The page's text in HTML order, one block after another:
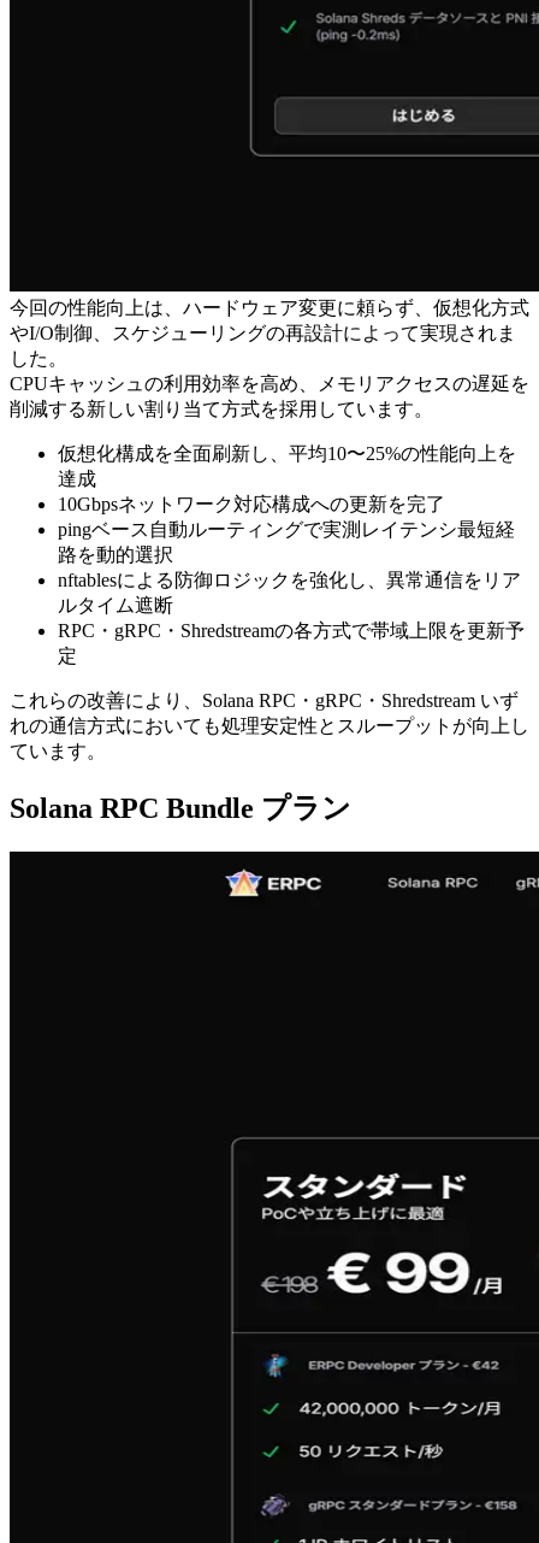
今回の性能向上は、ハードウェア変更に頼らず、仮想化方式
やI/O制御、スケジューリングの再設計によって実現されま
した。
CPUキャッシュの利用効率を高め、メモリアクセスの遅延を
削減する新しい割り当て方式を採用しています。
仮想化構成を全面刷新し、平均10〜25%の性能向上を
達成
10Gbpsネットワーク対応構成への更新を完了
pingベース自動ルーティングで実測レイテンシ最短経
路を動的選択
nftablesによる防御ロジックを強化し、異常通信をリア
ルタイム遮断
RPC・gRPC・Shredstreamの各方式で帯域上限を更新予
定
これらの改善により、Solana RPC・gRPC・Shredstream いず
れの通信方式においても処理安定性とスループットが向上し
ています。
Solana RPC Bundle プラン